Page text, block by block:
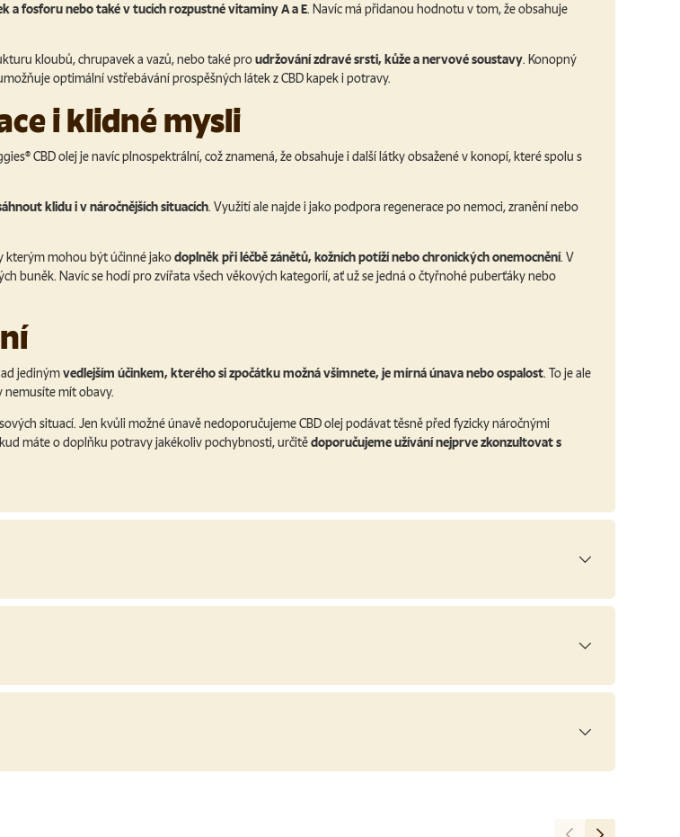
a fosforu nebo také v tucích rozpustné vitaminy A a E. Navíc má přidanou hodnotu v tom, že obsahuje
kloubů, chrupavek a vazů, nebo také proudržování zdravé srsti, kůže a nervové soustavy. Konopný
optimální vstřebávání prospěšných látek z CBD kapek i potravy.
i klidné mysli
CBD olej je navíc plnospektrální, což znamená, že obsahuje i další látky obsažené v konopí, které spolu s
klidu i v náročnějších situacích. Využití ale najde i jako podpora regenerace po nemoci, zranění nebo
kterým mohou být účinné jakodoplněk při léčbě zánětů, kožních potíží nebo chronických onemocnění. V
buněk. Navíc se hodí pro zvířata všech věkových kategorií, ať už se jedná o čtyřnohé puberťáky nebo
jedinýmvedlejším účinkem, kterého si zpočátku možná všimnete, je mírná únava nebo ospalost. To je ale
nemusíte mít obavy.
situací. Jen kvůli možné únavě nedoporučujeme CBD olej podávat těsně před fyzicky náročnými
máte o doplňku potravy jakékoliv pochybnosti, určitědoporučujeme užívání nejprve zkonzultovat s
Předchozí
Další